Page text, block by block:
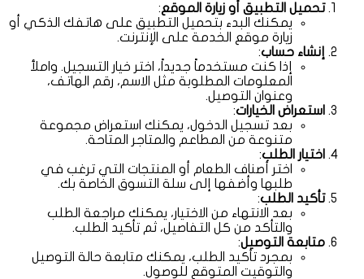
تحميل التطبيق أو زيارة الموقع:
يمكنك البدء بتحميل التطبيق على هاتفك الذكي أو
زيارة موقع الخدمة على الإنترنت.
إنشاء حساب:
إذا كنت مستخدماً جديداً، اختر خيار التسجيل. واملأ
المعلومات المطلوبة مثل الاسم، رقم الهاتف،
وعنوان التوصيل.
استعراض الخيارات:
بعد تسجيل الدخول، يمكنك استعراض مجموعة
متنوعة من المطاعم والمتاجر المتاحة.
اختيار الطلب:
اختر أصناف الطعام أو المنتجات التي ترغب في
طلبها وأضفها إلى سلة التسوق الخاصة بك.
تأكيد الطلب:
بعد الانتهاء من الاختيار، يمكنك مراجعة الطلب
والتأكد من كل التفاصيل، ثم تأكيد الطلب.
متابعة التوصيل:
بمجرد تأكيد الطلب، يمكنك متابعة حالة التوصيل
والتوقيت المتوقع للوصول.